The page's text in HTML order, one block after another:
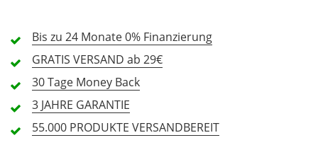
2 Sterne
1 Sterne
Alle Sprachen
Bis zu 24 Monate0% Finanzierung
GRATIS VERSAND ab 29€
30 Tage Money Back
3 JAHRE GARANTIE
55.000 PRODUKTE VERSANDBEREIT